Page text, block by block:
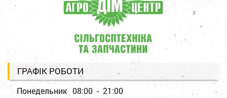
ГРАФІК РОБОТИ
Понедельник 08:00 - 21:00